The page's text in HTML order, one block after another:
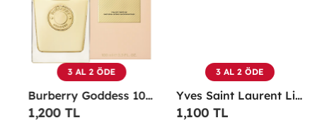
3 AL 2 ÖDE
Burberry Goddess 100 ML EDP Kadın Parfümü -
1,200 TL
3 AL 2 ÖDE
Yves Saint Laurent Libre EDP 90 Ml Kadın Parfüm - YSLL
1,100 TL